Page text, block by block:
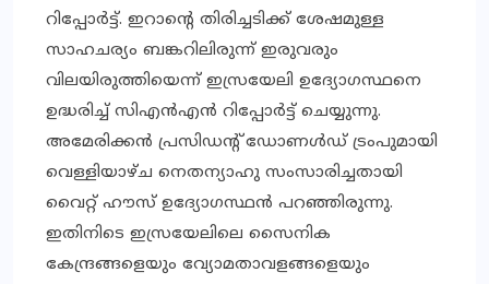
റിപ്പോര്‍ട്ട്. ഇറാന്റെ തിരിച്ചടിക്ക് ശേഷമുള്ള
സാഹചര്യം ബങ്കറിലിരുന്ന് ഇരുവരും
വിലയിരുത്തിയെന്ന് ഇസ്രയേലി ഉദ്യോഗസ്ഥനെ
ഉദ്ധരിച്ച് സിഎന്‍എന്‍ റിപ്പോര്‍ട്ട് ചെയ്യുന്നു.
അമേരിക്കന്‍ പ്രസിഡന്റ് ഡോണള്‍ഡ് ട്രംപുമായി
വെള്ളിയാഴ്ച നെതന്യാഹു സംസാരിച്ചതായി
വൈറ്റ് ഹൗസ് ഉദ്യോഗസ്ഥന്‍ പറഞ്ഞിരുന്നു.
ഇതിനിടെ ഇസ്രയേലിലെ സൈനിക
കേന്ദ്രങ്ങളെയും വ്യോമതാവളങ്ങളെയും